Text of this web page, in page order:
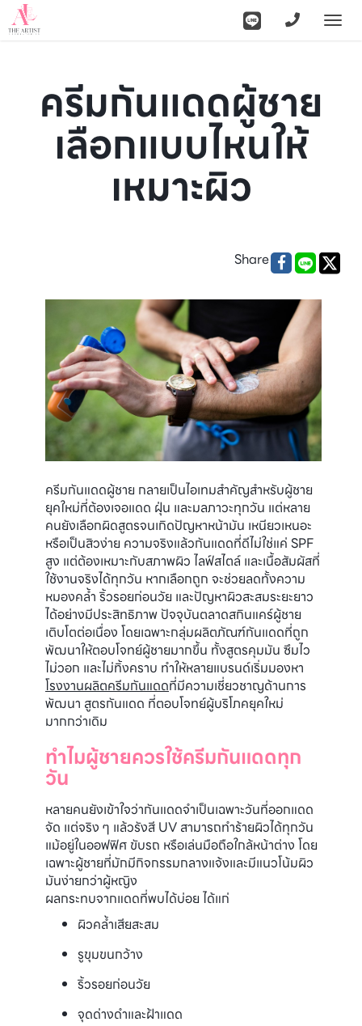
ครีมกันแดดผู้ชาย
เลือกแบบไหนให้
เหมาะผิว
Share
ครีมกันแดดผู้ชาย กลายเป็นไอเทมสำคัญสำหรับผู้ชาย
ยุคใหม่ที่ต้องเจอแดด ฝุ่น และมลภาวะทุกวัน แต่หลาย
คนยังเลือกผิดสูตรจนเกิดปัญหาหน้ามัน เหนียวเหนอะ
หรือเป็นสิวง่าย ความจริงแล้วกันแดดที่ดีไม่ใช่แค่ SPF
สูง แต่ต้องเหมาะกับสภาพผิว ไลฟ์สไตล์ และเนื้อสัมผัสที่
ใช้งานจริงได้ทุกวัน หากเลือกถูก จะช่วยลดทั้งความ
หมองคล้ำ ริ้วรอยก่อนวัย และปัญหาผิวสะสมระยะยาว
ได้อย่างมีประสิทธิภาพ ปัจจุบันตลาดสกินแคร์ผู้ชาย
เติบโตต่อเนื่อง โดยเฉพาะกลุ่มผลิตภัณฑ์กันแดดที่ถูก
พัฒนาให้ตอบโจทย์ผู้ชายมากขึ้น ทั้งสูตรคุมมัน ซึมไว
ไม่วอก และไม่ทิ้งคราบ ทำให้หลายแบรนด์เริ่มมองหา
โรงงานผลิตครีมกันแดดที่มีความเชี่ยวชาญด้านการ
พัฒนา สูตรกันแดด ที่ตอบโจทย์ผู้บริโภคยุคใหม่
มากกว่าเดิม
ทำไมผู้ชายควรใช้ครีมกันแดดทุก
วัน
หลายคนยังเข้าใจว่ากันแดดจำเป็นเฉพาะวันที่ออกแดด
จัด แต่จริง ๆ แล้วรังสี UV สามารถทำร้ายผิวได้ทุกวัน
แม้อยู่ในออฟฟิศ ขับรถ หรือเล่นมือถือใกล้หน้าต่าง โดย
เฉพาะผู้ชายที่มักมีกิจกรรมกลางแจ้งและมีแนวโน้มผิว
มันง่ายกว่าผู้หญิง
ผลกระทบจากแดดที่พบได้บ่อย ได้แก่
ผิวคล้ำเสียสะสม
รูขุมขนกว้าง
ริ้วรอยก่อนวัย
จุดด่างดำและฝ้าแดด